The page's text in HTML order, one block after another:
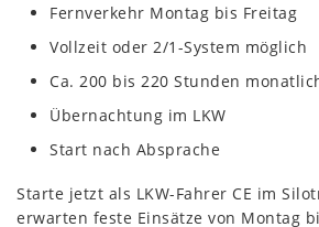
Fernverkehr Montag bis Freitag
Vollzeit oder 2/1-System möglich
Ca. 200 bis 220 Stunden
Übernachtung im LKW
Start nach Absprache
Starte jetzt als LKW-Fahrer CE im
erwarten feste Einsätze von Montag